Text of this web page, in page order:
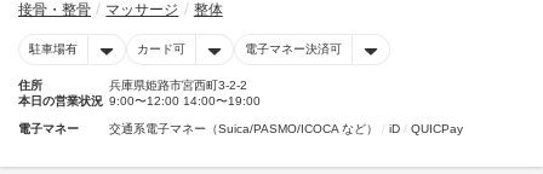
接骨・整骨 マッサージ 整体
駐車場有 カード可 電子マネー決済可
住所
兵庫県姫路市宮西町3-2-2
本日の営業状況 9:00〜12:00 14:00〜19:00
電子マネー 交通系電子マネー（Suica/PASMO/ICOCA など） iD QUICPay